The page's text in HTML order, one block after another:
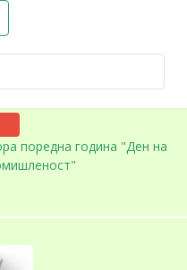
поредна година "Ден на